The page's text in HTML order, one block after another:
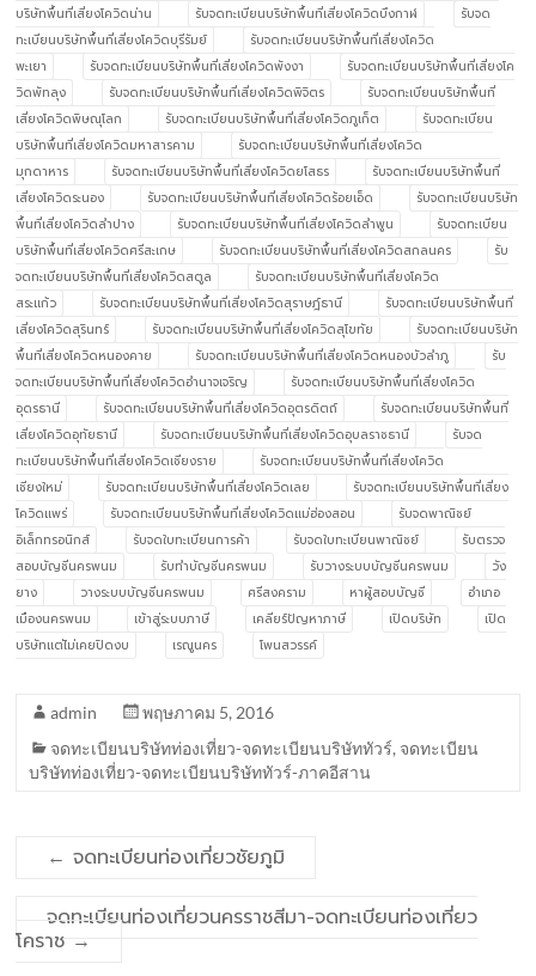
บริษัทพื้นที่เสี่ยงโควิดน่าน
รับจดทะเบียนบริษัทพื้นที่เสี่ยงโควิดบึงกาฬ
รับจด
ทะเบียนบริษัทพื้นที่เสี่ยงโควิดบุรีรัมย์
รับจดทะเบียนบริษัทพื้นที่เสี่ยงโควิด
พะเยา
รับจดทะเบียนบริษัทพื้นที่เสี่ยงโควิดพังงา
รับจดทะเบียนบริษัทพื้นที่เสี่ยงโค
วิดพัทลุง
รับจดทะเบียนบริษัทพื้นที่เสี่ยงโควิดพิจิตร
รับจดทะเบียนบริษัทพื้นที่
เสี่ยงโควิดพิษณุโลก
รับจดทะเบียนบริษัทพื้นที่เสี่ยงโควิดภูเก็ต
รับจดทะเบียน
บริษัทพื้นที่เสี่ยงโควิดมหาสารคาม
รับจดทะเบียนบริษัทพื้นที่เสี่ยงโควิด
มุกดาหาร
รับจดทะเบียนบริษัทพื้นที่เสี่ยงโควิดยโสธร
รับจดทะเบียนบริษัทพื้นที่
เสี่ยงโควิดระนอง
รับจดทะเบียนบริษัทพื้นที่เสี่ยงโควิดร้อยเอ็ด
รับจดทะเบียนบริษัท
พื้นที่เสี่ยงโควิดลำปาง
รับจดทะเบียนบริษัทพื้นที่เสี่ยงโควิดลำพูน
รับจดทะเบียน
บริษัทพื้นที่เสี่ยงโควิดศรีสะเกษ
รับจดทะเบียนบริษัทพื้นที่เสี่ยงโควิดสกลนคร
รับ
จดทะเบียนบริษัทพื้นที่เสี่ยงโควิดสตูล
รับจดทะเบียนบริษัทพื้นที่เสี่ยงโควิด
สระแก้ว
รับจดทะเบียนบริษัทพื้นที่เสี่ยงโควิดสุราษฎ์ธานี
รับจดทะเบียนบริษัทพื้นที่
เสี่ยงโควิดสุรินทร์
รับจดทะเบียนบริษัทพื้นที่เสี่ยงโควิดสุโขทัย
รับจดทะเบียนบริษัท
พื้นที่เสี่ยงโควิดหนองคาย
รับจดทะเบียนบริษัทพื้นที่เสี่ยงโควิดหนองบัวลำภู
รับ
จดทะเบียนบริษัทพื้นที่เสี่ยงโควิดอำนาจเจริญ
รับจดทะเบียนบริษัทพื้นที่เสี่ยงโควิด
อุดรธานี
รับจดทะเบียนบริษัทพื้นที่เสี่ยงโควิดอุตรดิตถ์
รับจดทะเบียนบริษัทพื้นที่
เสี่ยงโควิดอุทัยธานี
รับจดทะเบียนบริษัทพื้นที่เสี่ยงโควิดอุบลราชธานี
รับจด
ทะเบียนบริษัทพื้นที่เสี่ยงโควิดเชียงราย
รับจดทะเบียนบริษัทพื้นที่เสี่ยงโควิด
เชียงใหม่
รับจดทะเบียนบริษัทพื้นที่เสี่ยงโควิดเลย
รับจดทะเบียนบริษัทพื้นที่เสี่ยง
โควิดแพร่
รับจดทะเบียนบริษัทพื้นที่เสี่ยงโควิดแม่ฮ่องสอน
รับจดพาณิชย์
อิเล็กทรอนิกส์
รับจดใบทะเบียนการค้า รับจดใบทะเบียนพาณิชย์
รับตรวจ
สอบบัญชีนครพนม
รับทำบัญชีนครพนม รับวางระบบบัญชีนครพนม
วัง
ยาง
วางระบบบัญชีนครพนม ศรีสงคราม หาผู้สอบบัญชี
อำเภอ
เมืองนครพนม
เข้าสู่ระบบภาษี เคลียร์ปัญหาภาษี เปิดบริษัท
เปิด
บริษัทแต่ไม่เคยปิดงบ
เรณูนคร โพนสวรรค์
admin
พฤษภาคม 5, 2016
จดทะเบียนบริษัทท่องเที่ยว-จดทะเบียนบริษัททัวร์, จดทะเบียน
บริษัทท่องเที่ยว-จดทะเบียนบริษัททัวร์-ภาคอีสาน
← จดทะเบียนท่องเที่ยวชัยภูมิ
จดทะเบียนท่องเที่ยวนครราชสีมา-จดทะเบียนท่องเที่ยว
โคราช →